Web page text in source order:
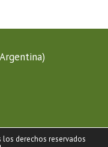
derechos reservados